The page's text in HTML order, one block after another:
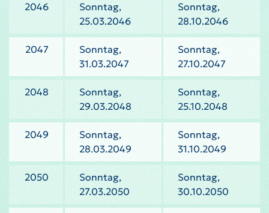
2046
Sonntag,
25.03.2046
Sonntag,
28.10.2046
2047
Sonntag,
31.03.2047
Sonntag,
27.10.2047
2048
Sonntag,
29.03.2048
Sonntag,
25.10.2048
2049
Sonntag,
28.03.2049
Sonntag,
31.10.2049
2050
Sonntag,
27.03.2050
Sonntag,
30.10.2050